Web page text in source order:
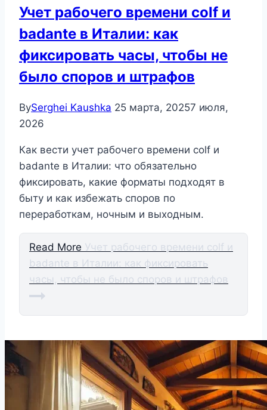
Учет рабочего времени colf и
badante в Италии: как
фиксировать часы, чтобы не
было споров и штрафов
BySerghei Kaushka 25 марта, 20257 июля,
2026
Как вести учет рабочего времени colf и
badante в Италии: что обязательно
фиксировать, какие форматы подходят в
быту и как избежать споров по
переработкам, ночным и выходным.
Read More Учет рабочего времени colf и
badante в Италии: как фиксировать
часы, чтобы не было споров и штрафов